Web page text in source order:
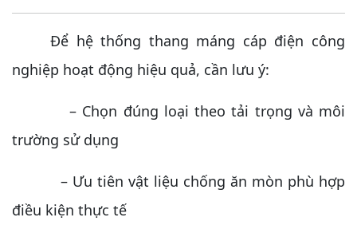
Để hệ thống thang máng cáp điện công
nghiệp hoạt động hiệu quả, cần lưu ý:
– Chọn đúng loại theo tải trọng và môi
trường sử dụng
– Ưu tiên vật liệu chống ăn mòn phù hợp
điều kiện thực tế